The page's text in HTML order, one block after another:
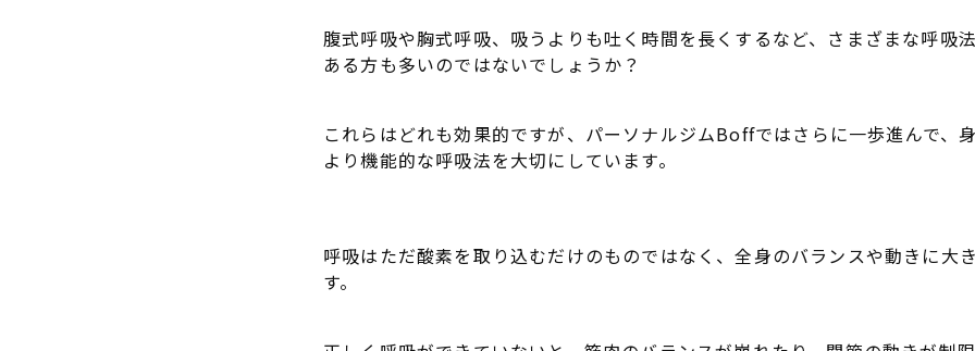
腹式呼吸や胸式呼吸、吸うよりも吐く時間を長くするなど、さまざまな呼吸
ある方も多いのではないでしょうか？
これらはどれも効果的ですが、パーソナルジムBoffではさらに一歩進んで、
より機能的な呼吸法を大切にしています。
呼吸はただ酸素を取り込むだけのものではなく、全身のバランスや動きに大
す。